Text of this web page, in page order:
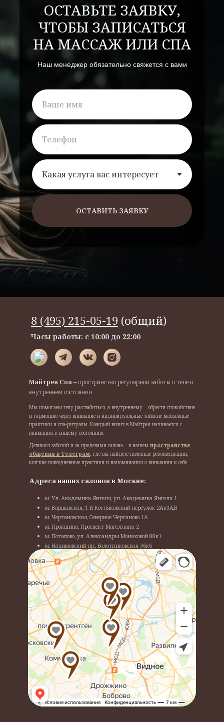
ОСТАВЬТЕ ЗАЯВКУ,
ЧТОБЫ ЗАПИСАТЬСЯ
НА МАССАЖ ИЛИ СПА
ОСТАВИТЬ ЗАЯВКУ
Наш менеджер обязательно свяжется с вами
Часы работы: с 10:00 до 22:00
м. Ул. Академика Янгеля, ул. Академика Янгеля 1
м. Варшавская, 1-й Котляковский переулок 2Ак3A,В
м. Чертановская, Северное Чертаново 1А
м. Прокшино, Проспект Магеллана 2
м. Потапово, ул. Александры Монаховой 88к1
м. Нахимовский пр., Болотниковская 36к6
Майтрея Спа –пространство регулярной заботы о теле и
внутреннем состоянии
Мы помогаем телу расслабиться, а внутреннему – обрести спокойствие
и гармонию через внимание и индивидуальные тайские массажные
практики и спа-ритуалы. Каждый визит в Майтрея начинается с
внимания к вашему состоянию.
Делимся заботой и за пределами салона – в нашем пространстве
общения в Телеграм, где вы найдете полезные рекомендации,
мягкие повседневные практики и напоминания о внимании к себе
Адреса наших салонов в Москве:
8 (495) 215-05-19 (общий)